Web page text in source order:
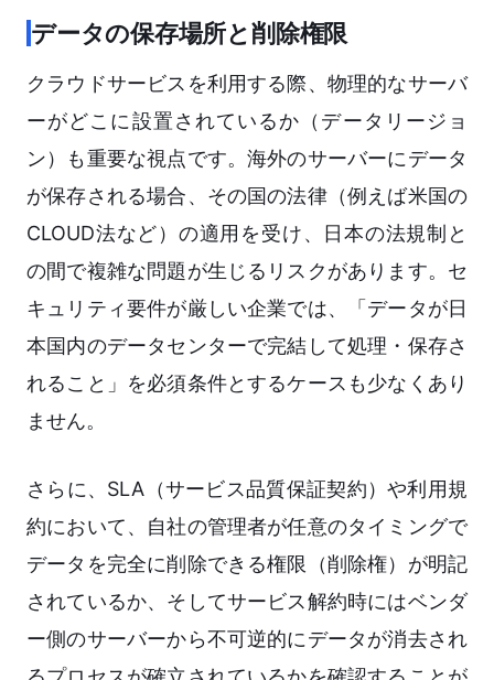
データの保存場所と削除権限
クラウドサービスを利用する際、物理的なサーバ
ーがどこに設置されているか（データリージョ
ン）も重要な視点です。海外のサーバーにデータ
が保存される場合、その国の法律（例えば米国の
CLOUD法など）の適用を受け、日本の法規制と
の間で複雑な問題が生じるリスクがあります。セ
キュリティ要件が厳しい企業では、「データが日
本国内のデータセンターで完結して処理・保存さ
れること」を必須条件とするケースも少なくあり
ません。
さらに、SLA（サービス品質保証契約）や利用規
約において、自社の管理者が任意のタイミングで
データを完全に削除できる権限（削除権）が明記
されているか、そしてサービス解約時にはベンダ
ー側のサーバーから不可逆的にデータが消去され